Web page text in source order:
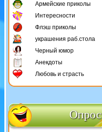
Армейские приколы
Интересности
Флэш приколы
украшения раб.стола
Черный юмор
Анекдоты
Любовь и страсть
Опрос